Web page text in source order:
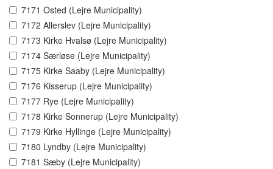
7171 Osted (Lejre Municipality)
7172 Allerslev (Lejre Municipality)
7173 Kirke Hvalsø (Lejre Municipality)
7174 Særløse (Lejre Municipality)
7175 Kirke Saaby (Lejre Municipality)
7176 Kisserup (Lejre Municipality)
7177 Rye (Lejre Municipality)
7178 Kirke Sonnerup (Lejre Municipality)
7179 Kirke Hyllinge (Lejre Municipality)
7180 Lyndby (Lejre Municipality)
7181 Sæby (Lejre Municipality)